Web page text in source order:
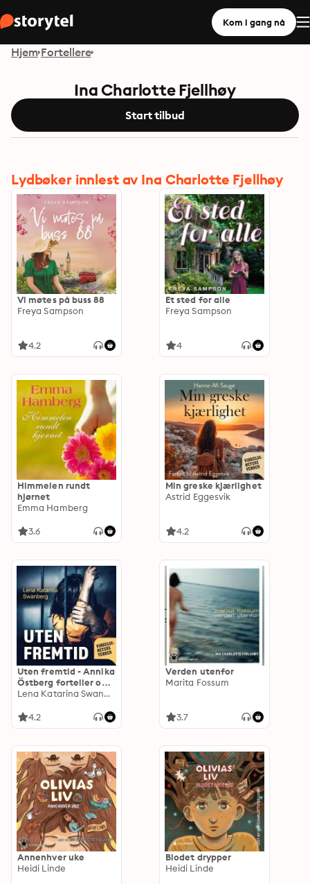
Kom i gang nå
Hjem Fortellere
Ina Charlotte Fjellhøy
Start tilbud
Lydbøker innlest av Ina Charlotte Fjellhøy
Vi møtes på buss 88
Freya Sampson
4.2
Et sted for alle
Freya Sampson
4
Himmelen rundt
hjørnet
Emma Hamberg
3.6
Min greske kjærlighet
Astrid Eggesvik
4.2
Uten fremtid - Annika
Östberg forteller om
sitt liv
Lena Katarina Swanberg
4.2
Verden utenfor
Marita Fossum
3.7
Annenhver uke
Heidi Linde
Blodet drypper
Heidi Linde